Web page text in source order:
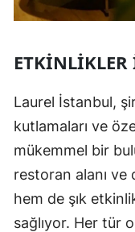
Laurel İstanbul,
kutlamaları ve
mükemmel bir
restoran alanı ve
hem de şık
sağlıyor. Her tür